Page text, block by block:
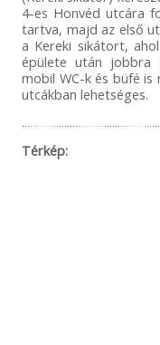
4-es Honvéd utcára
tartva, majd az első
a Kereki sikátort,
épülete után jobbra
mobil WC-k és büfé is
utcákban lehetséges.
Térkép: